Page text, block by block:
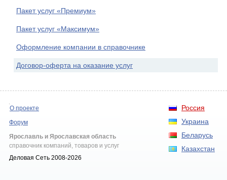
Пакет услуг «Премиум»
Пакет услуг «Максимум»
Оформление компании в справочнике
Договор-оферта на оказание услуг
Россия
Украина
Беларусь
Казахстан
О проекте
Форум
Ярославль и Ярославская область
справочник компаний, товаров и услуг
Деловая Сеть 2008-2026